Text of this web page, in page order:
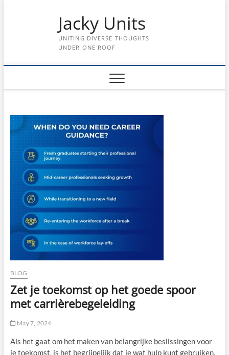
Jacky Units
UNITING DIVERSE THOUGHTS
UNDER ONE ROOF
BLOG
Zet je toekomst op het goede spoor
met carrièrebegeleiding
May 7, 2024
Als het gaat om het maken van belangrijke beslissingen voor
je toekomst, is het begrijpelijk dat je wat hulp kunt gebruiken.